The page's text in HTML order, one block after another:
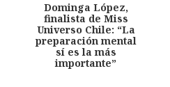
Dominga López,
finalista de Miss
Universo Chile: “La
preparación mental
sí es la más
importante”